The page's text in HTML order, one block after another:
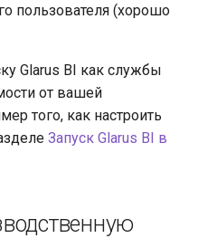
пользователя (хорошо
Glarus BI как службы
от вашей
того, как настроить
Запуск Glarus BI в